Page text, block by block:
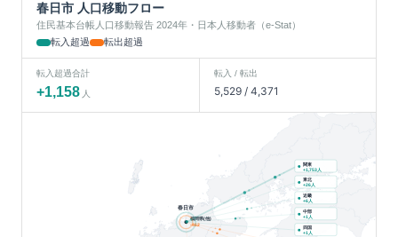
春日市 人口移動フロー
住民基本台帳人口移動報告 2024年・日本人移動者（e-Stat）
転入超過
転出超過
転入超過合計
+1,158 人
転入 / 転出
5,529/ 4,371
福岡県(他)
-462
春日市
関東
+1,753人
東北
+26人
近畿
+6人
中部
+1人
四国
+1人